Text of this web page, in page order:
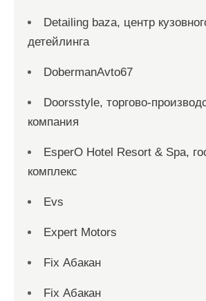
Detailing baza, центр
детейлинга
DobermanAvto67
Doorsstyle, торгово-
компания
EsperO Hotel Resort & Spa,
комплекс
Evs
Expert Motors
Fix Абакан
Fix Абакан